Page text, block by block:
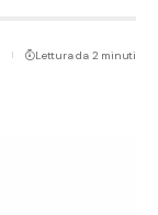
Lettura da 2 minuti